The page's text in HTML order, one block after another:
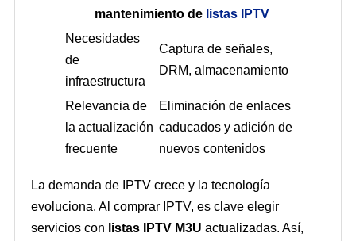
mantenimiento delistas IPTV
Necesidades
de
infraestructura
Captura de señales,
DRM, almacenamiento
Relevancia de
la actualización
frecuente
Eliminación de enlaces
caducados y adición de
nuevos contenidos
La demanda de IPTV crece y la tecnología
evoluciona. Al comprar IPTV, es clave elegir
servicios con listas IPTV M3U actualizadas. Así,